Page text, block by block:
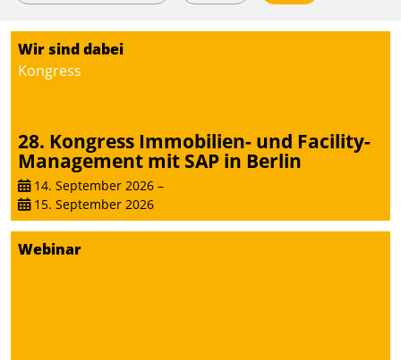
Wir sind dabei
Kongress
28. Kongress Immobilien- und Facility-
Management mit SAP in Berlin
14. September 2026 –
15. September 2026
Webinar